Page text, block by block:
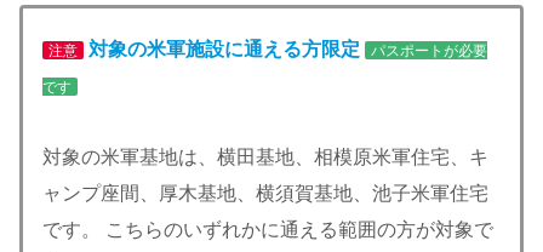
注意 対象の米軍施設に通える方限定 パスポートが必要
です
対象の米軍基地は、横田基地、相模原米軍住宅、キ
ャンプ座間、厚木基地、横須賀基地、池子米軍住宅
です。 こちらのいずれかに通える範囲の方が対象で